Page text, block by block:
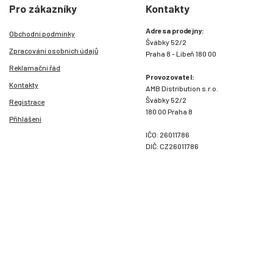
Pro zákazníky
Obchodní podmínky
Zpracování osobních údajů
Reklamační řád
Kontakty
Registrace
Přihlášení
Kontakty
Adresa prodejny:
Švábky 52/2
Praha 8 - Libeň 180 00
Provozovatel:
AMB Distribution s.r.o.
Švábky 52/2
180 00 Praha 8
IČO: 26011786
DIČ: CZ26011786